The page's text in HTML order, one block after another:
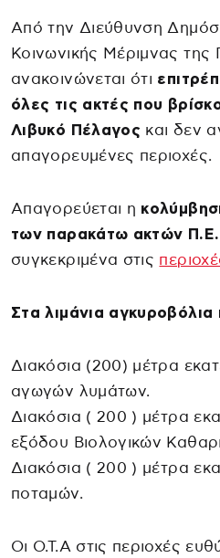
Από την Διεύθυνση
Κοινωνικής Μέριμνας
ανακοινώνεται ότι
όλες τις ακτές που
Λιβυκό Πέλαγος και δεν
απαγορευμένες περιοχές.
Απαγορεύεται η
των παρακάτω ακτών
συγκεκριμένα στις
Στα λιμάνια αγκυροβόλια
Διακόσια (200) μέτρα
αγωγών λυμάτων.
Διακόσια ( 200 ) μέτρα
εξόδου Βιολογικών
Διακόσια ( 200 ) μέτρα
ποταμών.
Οι Ο.Τ.Α στις περιοχές